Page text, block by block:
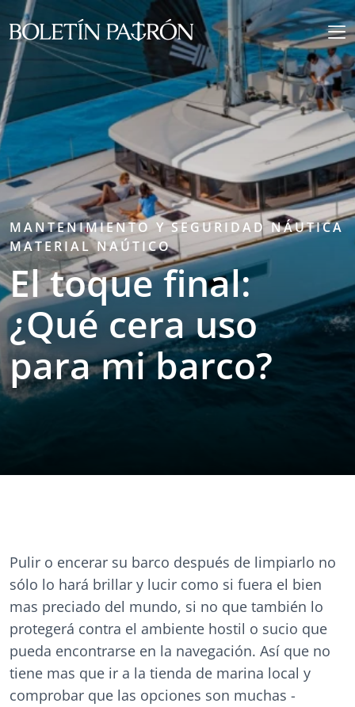
MANTENIMIENTO Y SEGURIDAD NÁUTICA
MATERIAL NAÚTICO
El toque final:
¿Qué cera uso
para mi barco?
Pulir o encerar su barco después de limpiarlo no
sólo lo hará brillar y lucir como si fuera el bien
mas preciado del mundo, si no que también lo
protegerá contra el ambiente hostil o sucio que
pueda encontrarse en la navegación. Así que no
tiene mas que ir a la tienda de marina local y
comprobar que las opciones son muchas -